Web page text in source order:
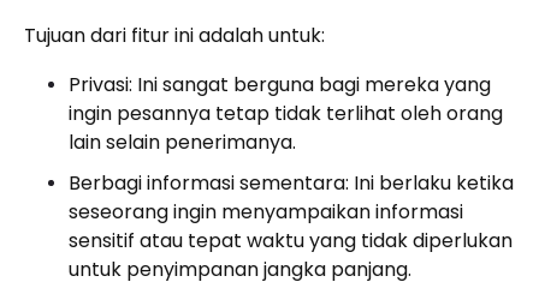
Tujuan dari fitur ini adalah untuk:
Privasi: Ini sangat berguna bagi mereka yang
ingin pesannya tetap tidak terlihat oleh orang
lain selain penerimanya.
Berbagi informasi sementara: Ini berlaku ketika
seseorang ingin menyampaikan informasi
sensitif atau tepat waktu yang tidak diperlukan
untuk penyimpanan jangka panjang.